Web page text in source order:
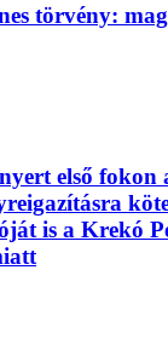
törvény:
első fokon
is a Krekó